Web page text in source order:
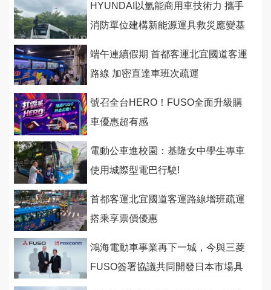
HYUNDAI以氫能商用車技術力 攜手
消防單位建構新能源運具救災應變基
端午連續假期 首都客運北宜國道客運
路線 加密直達車班次疏運
號召全台HERO！FUSO全面升級購
車優惠超有感
電動公車進校園：基隆女中學生專車
使用城際型電巴行駛!
首都客運北宜國道客運路線增班疏運
搭乘享票價優惠
鴻海電動車事業再下一城，今與三菱
FUSO簽署協議共同開發日本市場具